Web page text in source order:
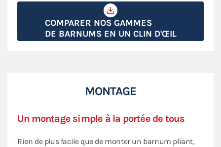
COMPARER NOS GAMMES
DE BARNUMS EN UN CLIN D'ŒIL
MONTAGE
Un montage simple à la portée de tous
Rien de plus facile que de monter un barnum pliant,